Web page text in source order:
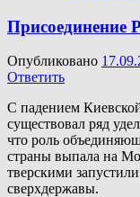
Присоединение
Опубликовано
Ответить
С падением
существовал ряд
что роль
страны выпала на
тверскими
сверхдержавы.